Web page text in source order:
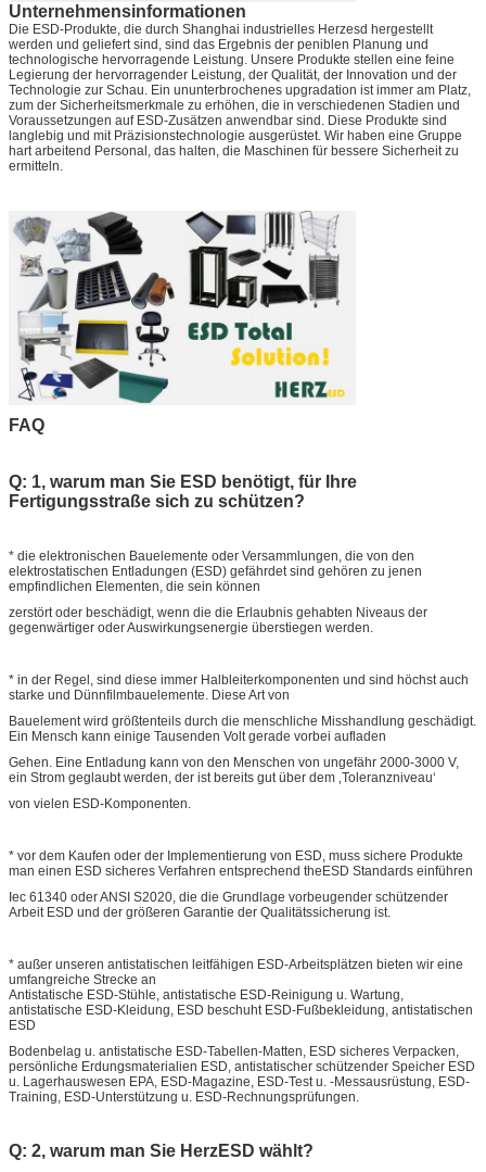
Unternehmensinformationen
Die ESD-Produkte, die durch Shanghai industrielles Herzesd hergestellt
werden und geliefert sind, sind das Ergebnis der peniblen Planung und
technologische hervorragende Leistung. Unsere Produkte stellen eine feine
Legierung der hervorragender Leistung, der Qualität, der Innovation und der
Technologie zur Schau. Ein ununterbrochenes upgradation ist immer am Platz,
zum der Sicherheitsmerkmale zu erhöhen, die in verschiedenen Stadien und
Voraussetzungen auf ESD-Zusätzen anwendbar sind. Diese Produkte sind
langlebig und mit Präzisionstechnologie ausgerüstet. Wir haben eine Gruppe
hart arbeitend Personal, das halten, die Maschinen für bessere Sicherheit zu
ermitteln.
FAQ
Q: 1, warum man Sie ESD benötigt, für Ihre
Fertigungsstraße sich zu schützen?
* die elektronischen Bauelemente oder Versammlungen, die von den
elektrostatischen Entladungen (ESD) gefährdet sind gehören zu jenen
empfindlichen Elementen, die sein können
zerstört oder beschädigt, wenn die die Erlaubnis gehabten Niveaus der
gegenwärtiger oder Auswirkungsenergie überstiegen werden.
* in der Regel, sind diese immer Halbleiterkomponenten und sind höchst auch
starke und Dünnfilmbauelemente. Diese Art von
Bauelement wird größtenteils durch die menschliche Misshandlung geschädigt.
Ein Mensch kann einige Tausenden Volt gerade vorbei aufladen
Gehen. Eine Entladung kann von den Menschen von ungefähr 2000-3000 V,
ein Strom geglaubt werden, der ist bereits gut über dem ‚Toleranzniveau‘
von vielen ESD-Komponenten.
* vor dem Kaufen oder der Implementierung von ESD, muss sichere Produkte
man einen ESD sicheres Verfahren entsprechend theESD Standards einführen
Iec 61340 oder ANSI S2020, die die Grundlage vorbeugender schützender
Arbeit ESD und der größeren Garantie der Qualitätssicherung ist.
* außer unseren antistatischen leitfähigen ESD-Arbeitsplätzen bieten wir eine
umfangreiche Strecke an
Antistatische ESD-Stühle, antistatische ESD-Reinigung u. Wartung,
antistatische ESD-Kleidung, ESD beschuht ESD-Fußbekleidung, antistatischen
ESD
Bodenbelag u. antistatische ESD-Tabellen-Matten, ESD sicheres Verpacken,
persönliche Erdungsmaterialien ESD, antistatischer schützender Speicher ESD
u. Lagerhauswesen EPA, ESD-Magazine, ESD-Test u. -Messausrüstung, ESD-
Training, ESD-Unterstützung u. ESD-Rechnungsprüfungen.
Q: 2, warum man Sie HerzESD wählt?